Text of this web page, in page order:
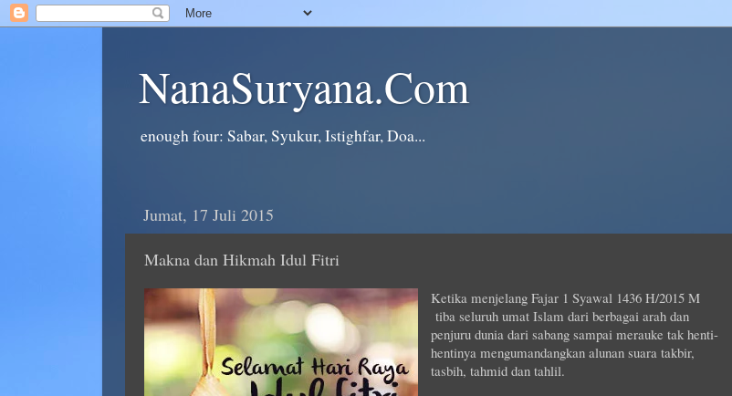
NanaSuryana.Com
enough four: Sabar, Syukur, Istighfar, Doa...
Jumat, 17 Juli 2015
Makna dan Hikmah Idul Fitri
Ketika menjelang Fajar 1 Syawal 1436 H/2015 M
tiba seluruh umat Islam dari berbagai arah dan
penjuru dunia dari sabang sampai merauke tak henti-
hentinya mengumandangkan alunan suara takbir,
tasbih, tahmid dan tahlil.